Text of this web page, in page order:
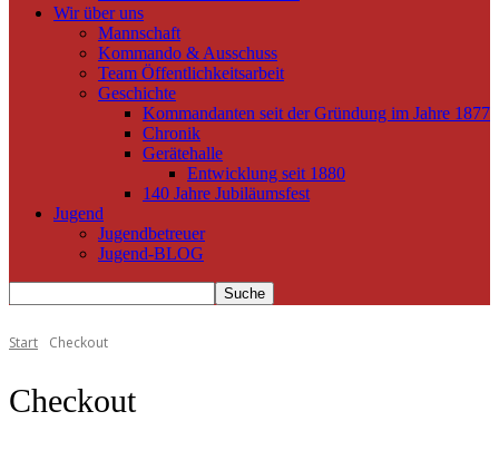
Wir über uns
Mannschaft
Kommando & Ausschuss
Team Öffentlichkeitsarbeit
Geschichte
Kommandanten seit der Gründung im Jahre 1877
Chronik
Gerätehalle
Entwicklung seit 1880
140 Jahre Jubiläumsfest
Jugend
Jugendbetreuer
Jugend-BLOG
Start Checkout
Checkout